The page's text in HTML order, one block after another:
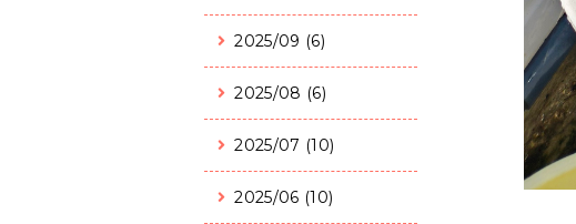
2025/09 (6)
2025/08 (6)
2025/07 (10)
2025/06 (10)